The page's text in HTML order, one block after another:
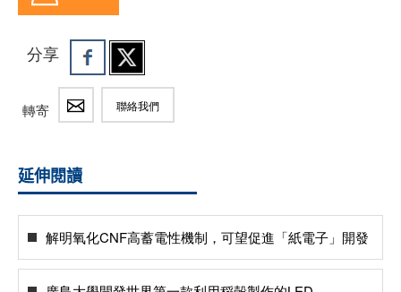
分享
轉寄 聯絡我們
延伸閱讀
解明氧化CNF高蓄電性機制，可望促進「紙電子」開發